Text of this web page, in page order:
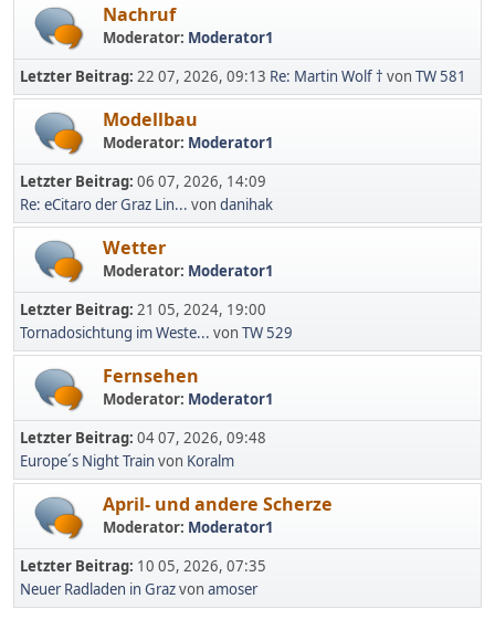
Nachruf
Moderator: Moderator1
Letzter Beitrag: 22 07, 2026, 09:13 Re: Martin Wolf † von TW 581
Modellbau
Moderator: Moderator1
Letzter Beitrag: 06 07, 2026, 14:09
Re: eCitaro der Graz Lin... von danihak
Wetter
Moderator: Moderator1
Letzter Beitrag: 21 05, 2024, 19:00
Tornadosichtung im Weste... von TW 529
Fernsehen
Moderator: Moderator1
Letzter Beitrag: 04 07, 2026, 09:48
Europe´s Night Train von Koralm
April- und andere Scherze
Moderator: Moderator1
Letzter Beitrag: 10 05, 2026, 07:35
Neuer Radladen in Grazvon amoser